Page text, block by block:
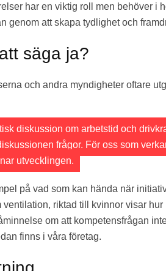
har en viktig roll men behöver i
genom att skapa tydlighet och
säga ja?
och andra myndigheter oftare
diskussion om arbetstid och
frågor. För oss som
utvecklingen.
på vad som kan hända när
riktad till kvinnor visar
om att kompetensfrågan
finns i våra företag.